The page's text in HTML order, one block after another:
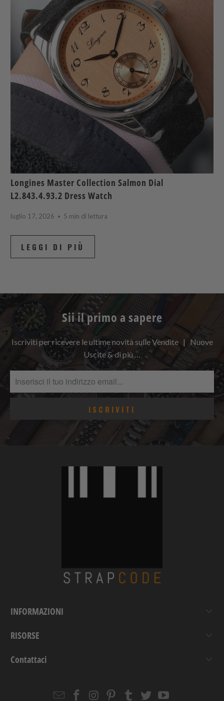
Longines Master Collection Salmon Dial
L2.843.4.93.2 Dress Watch
luglio 17, 2026 5 min di lettura
LEGGI DI PIÙ
Sii il primo a sapere
Iscriviti per ricevere le ultime novità sulle Vendite | Nuove
Uscite & di più …
INFORMAZIONI
RISORSE
Contattaci
EmailStrapcode
Strapcode
Strapcode
Strapcode
Strapcode